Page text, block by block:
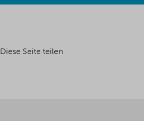
Diese Seite teilen